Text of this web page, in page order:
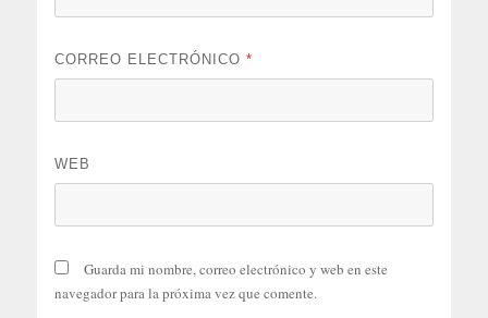
CORREO ELECTRÓNICO*
WEB
Guarda mi nombre, correo electrónico y web en este
navegador para la próxima vez que comente.